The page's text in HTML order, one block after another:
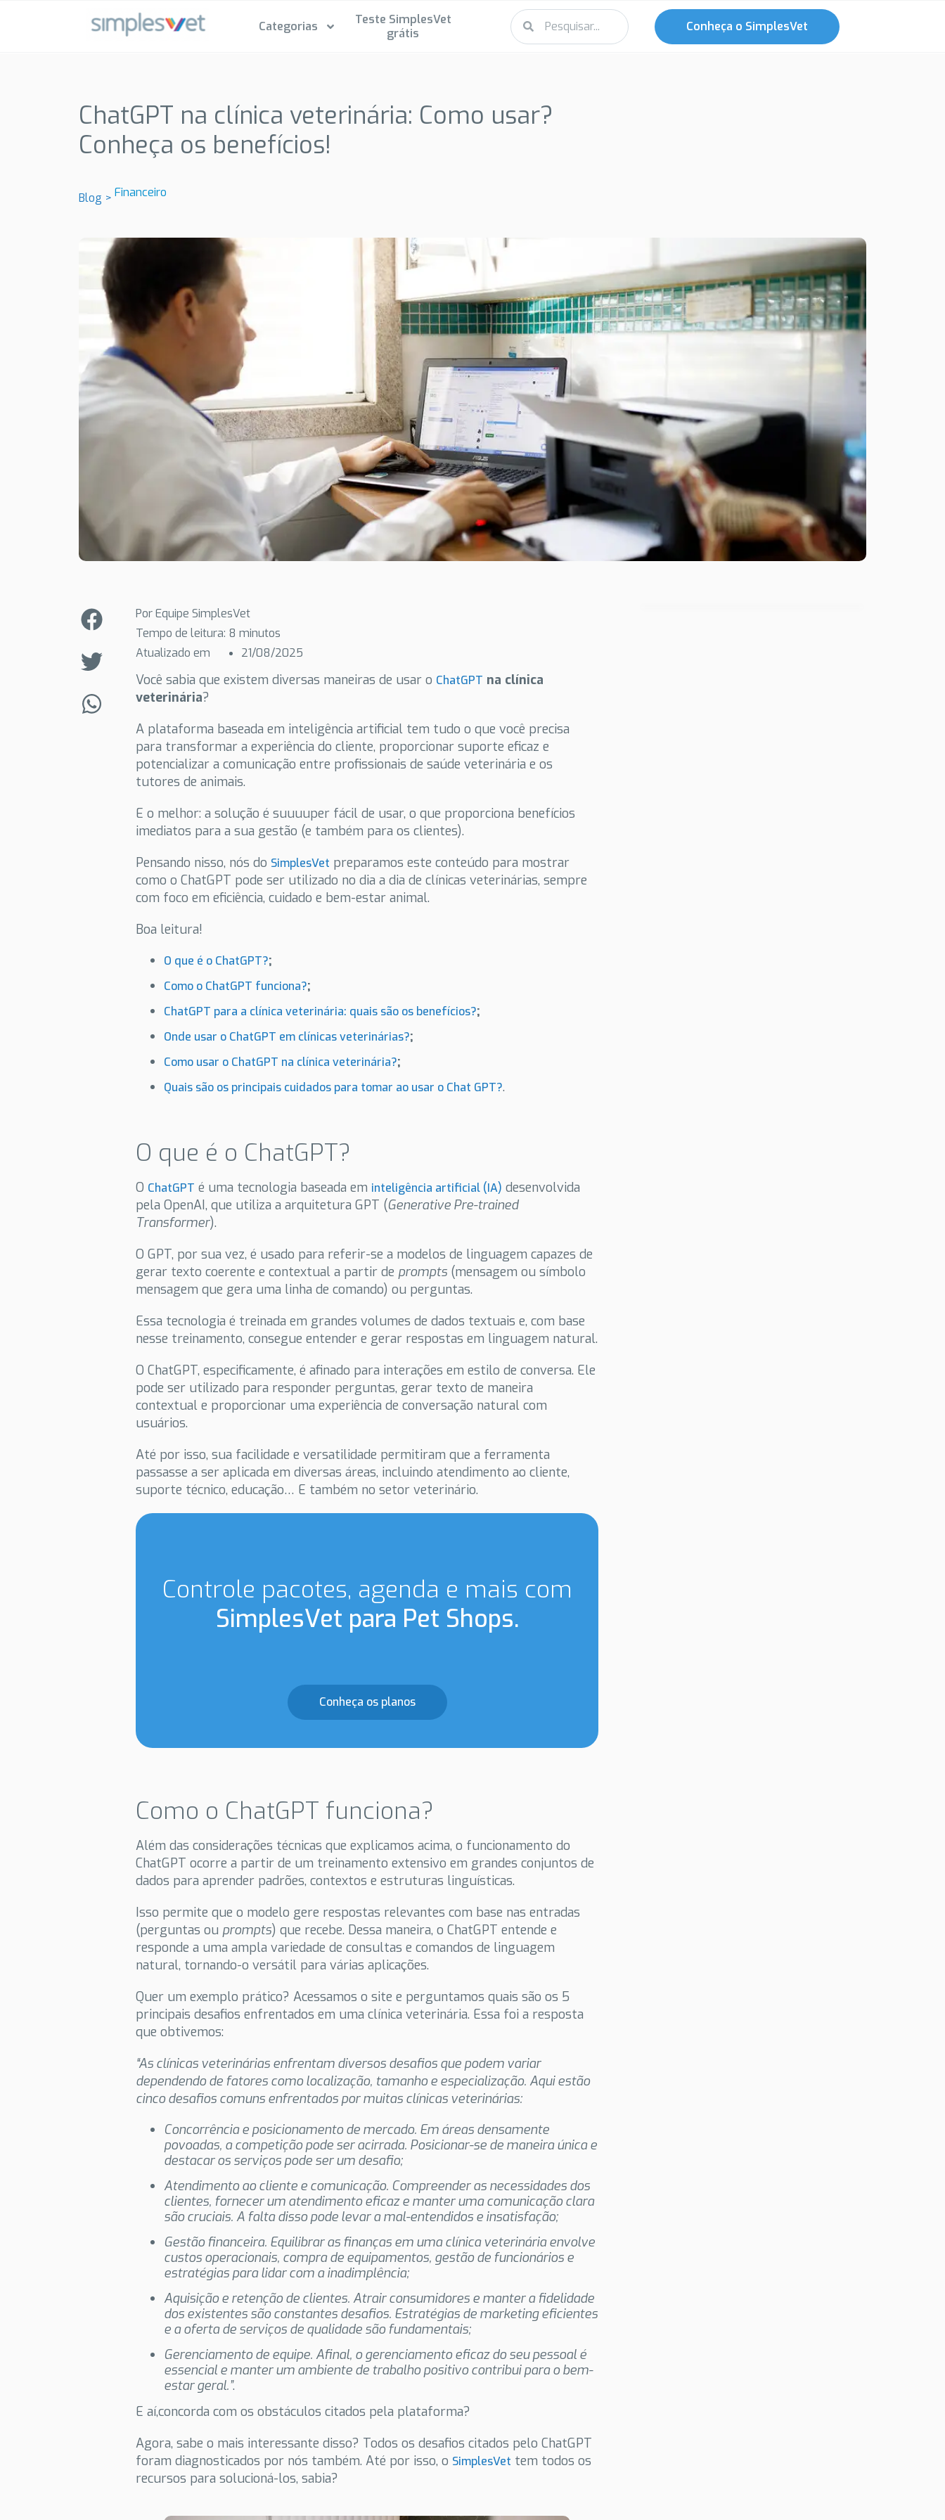
Categorias
Teste SimplesVet
grátis
Conheça o SimplesVet
ChatGPT na clínica veterinária: Como usar?
Conheça os benefícios!
Blog > Financeiro
Por Equipe SimplesVet
Tempo de leitura: 8 minutos
Atualizado em
21/08/2025
Você sabia que existem diversas maneiras de usar o ChatGPT na clínica
veterinária?
A plataforma baseada em inteligência artificial tem tudo o que você precisa
para transformar a experiência do cliente, proporcionar suporte eficaz e
potencializar a comunicação entre profissionais de saúde veterinária e os
tutores de animais.
E o melhor: a solução é suuuuper fácil de usar, o que proporciona benefícios
imediatos para a sua gestão (e também para os clientes).
Pensando nisso, nós do SimplesVet preparamos este conteúdo para mostrar
como o ChatGPT pode ser utilizado no dia a dia de clínicas veterinárias, sempre
com foco em eficiência, cuidado e bem-estar animal.
Boa leitura!
O que é o ChatGPT?;
Como o ChatGPT funciona?;
ChatGPT para a clínica veterinária: quais são os benefícios?;
Onde usar o ChatGPT em clínicas veterinárias?;
Como usar o ChatGPT na clínica veterinária?;
Quais são os principais cuidados para tomar ao usar o Chat GPT?.
O que é o ChatGPT?
O ChatGPT é uma tecnologia baseada em inteligência artificial (IA) desenvolvida
pela OpenAI, que utiliza a arquitetura GPT (Generative Pre-trained
Transformer).
O GPT, por sua vez, é usado para referir-se a modelos de linguagem capazes de
gerar texto coerente e contextual a partir de prompts (mensagem ou símbolo
mensagem que gera uma linha de comando) ou perguntas.
Essa tecnologia é treinada em grandes volumes de dados textuais e, com base
nesse treinamento, consegue entender e gerar respostas em linguagem natural.
O ChatGPT, especificamente, é afinado para interações em estilo de conversa. Ele
pode ser utilizado para responder perguntas, gerar texto de maneira
contextual e proporcionar uma experiência de conversação natural com
usuários.
Até por isso, sua facilidade e versatilidade permitiram que a ferramenta
passasse a ser aplicada em diversas áreas, incluindo atendimento ao cliente,
suporte técnico, educação… E também no setor veterinário.
Controle pacotes, agenda e mais com
SimplesVet para Pet Shops.
Conheça os planos
Como o ChatGPT funciona?
Além das considerações técnicas que explicamos acima, o funcionamento do
ChatGPT ocorre a partir de um treinamento extensivo em grandes conjuntos de
dados para aprender padrões, contextos e estruturas linguísticas.
Isso permite que o modelo gere respostas relevantes com base nas entradas
(perguntas ou prompts) que recebe. Dessa maneira, o ChatGPT entende e
responde a uma ampla variedade de consultas e comandos de linguagem
natural, tornando-o versátil para várias aplicações.
Quer um exemplo prático? Acessamos o site e perguntamos quais são os 5
principais desafios enfrentados em uma clínica veterinária. Essa foi a resposta
que obtivemos:
“As clínicas veterinárias enfrentam diversos desafios que podem variar
dependendo de fatores como localização, tamanho e especialização. Aqui estão
cinco desafios comuns enfrentados por muitas clínicas veterinárias:
Concorrência e posicionamento de mercado. Em áreas densamente
povoadas, a competição pode ser acirrada. Posicionar-se de maneira única e
destacar os serviços pode ser um desafio;
Atendimento ao cliente e comunicação. Compreender as necessidades dos
clientes, fornecer um atendimento eficaz e manter uma comunicação clara
são cruciais. A falta disso pode levar a mal-entendidos e insatisfação;
Gestão financeira. Equilibrar as finanças em uma clínica veterinária envolve
custos operacionais, compra de equipamentos, gestão de funcionários e
estratégias para lidar com a inadimplência;
Aquisição e retenção de clientes. Atrair consumidores e manter a fidelidade
dos existentes são constantes desafios. Estratégias de marketing eficientes
e a oferta de serviços de qualidade são fundamentais;
Gerenciamento de equipe. Afinal, o gerenciamento eficaz do seu pessoal é
essencial e manter um ambiente de trabalho positivo contribui para o bem-
estar geral.”.
E aí,concorda com os obstáculos citados pela plataforma?
Agora, sabe o mais interessante disso? Todos os desafios citados pelo ChatGPT
foram diagnosticados por nós também. Até por isso, o SimplesVet tem todos os
recursos para solucioná-los, sabia?